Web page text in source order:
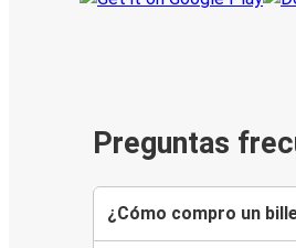
Preguntas
¿Cómo compro un